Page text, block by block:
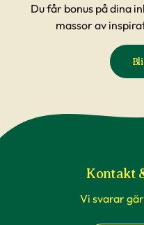
Du får bonus på dina
massor av
Kontakt
Vi svarar